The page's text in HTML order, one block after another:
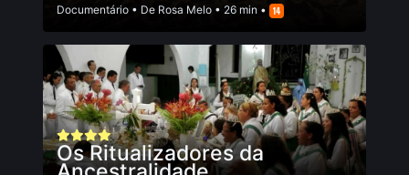
Documentário • De Rosa Melo • 26 min •
Os Ritualizadores da